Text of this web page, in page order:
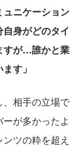
ュニケーション
身がどのタイ
すが…誰かと業
す」
相手の立場で
が多かったよ
ツの粋を超え